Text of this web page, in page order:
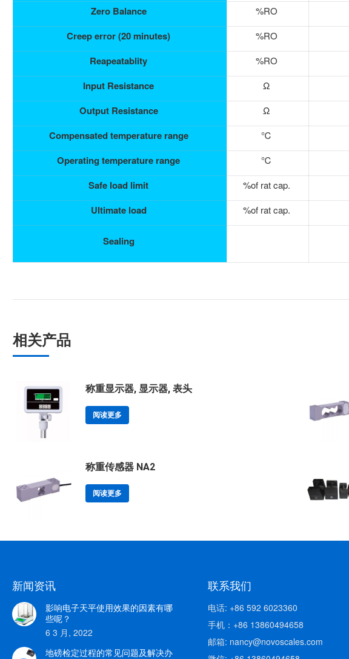
Zero Balance %RO
Creep error (20 minutes) %RO
Reapeatablity %RO
Input Resistance Ω
Output Resistance Ω
Compensated temperature range ℃
Operating temperature range ℃
Safe load limit %of rat cap.
Ultimate load %of rat cap.
Sealing
相关产品
称重显示器, 显示器, 表头
阅读更多
称重传感器 NA2
阅读更多
新闻资讯
影响电子天平使用效果的因素有哪
些呢？
6 3 月, 2022
地磅检定过程的常见问题及解决办
联系我们
电话: +86 592 6023360
手机：+86 13860494658
邮箱: nancy@novoscales.com